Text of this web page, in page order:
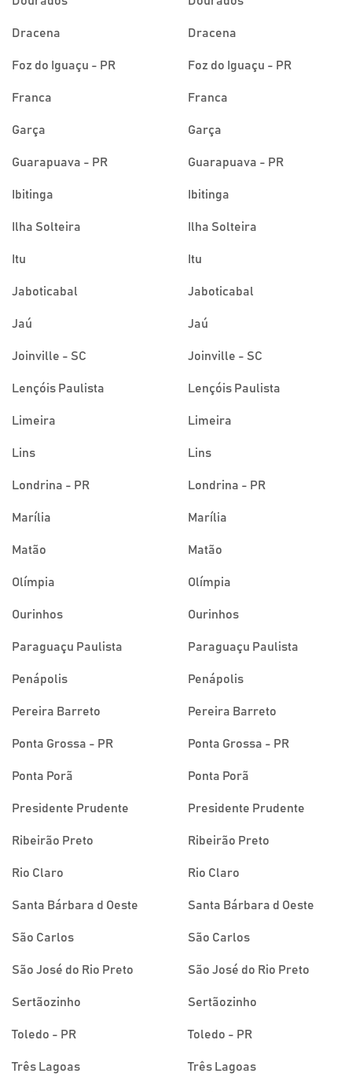
Dracena
Foz do Iguaçu - PR
Franca
Garça
Guarapuava - PR
Ibitinga
Ilha Solteira
Itu
Jaboticabal
Jaú
Joinville - SC
Lençóis Paulista
Limeira
Lins
Londrina - PR
Marília
Matão
Olímpia
Ourinhos
Paraguaçu Paulista
Penápolis
Pereira Barreto
Ponta Grossa - PR
Ponta Porã
Presidente Prudente
Ribeirão Preto
Rio Claro
Santa Bárbara d Oeste
São Carlos
São José do Rio Preto
Sertãozinho
Toledo - PR
Três Lagoas
Dracena
Foz do Iguaçu - PR
Franca
Garça
Guarapuava - PR
Ibitinga
Ilha Solteira
Itu
Jaboticabal
Jaú
Joinville - SC
Lençóis Paulista
Limeira
Lins
Londrina - PR
Marília
Matão
Olímpia
Ourinhos
Paraguaçu Paulista
Penápolis
Pereira Barreto
Ponta Grossa - PR
Ponta Porã
Presidente Prudente
Ribeirão Preto
Rio Claro
Santa Bárbara d Oeste
São Carlos
São José do Rio Preto
Sertãozinho
Toledo - PR
Três Lagoas